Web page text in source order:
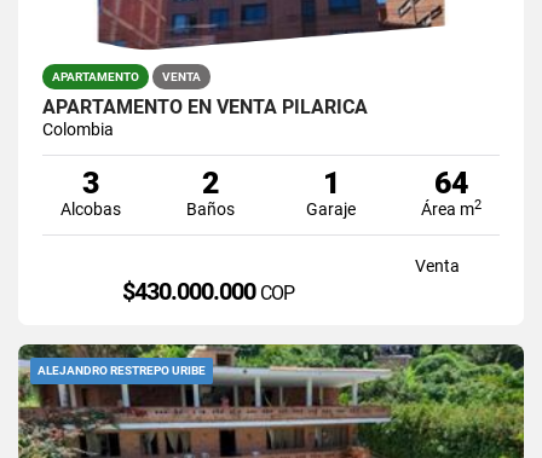
APARTAMENTO VENTA
APARTAMENTO EN VENTA PILARICA
Colombia
3
Alcobas
2
Baños
1
Garaje
64
Área m2
Venta
$430.000.000 COP
ALEJANDRO RESTREPO URIBE